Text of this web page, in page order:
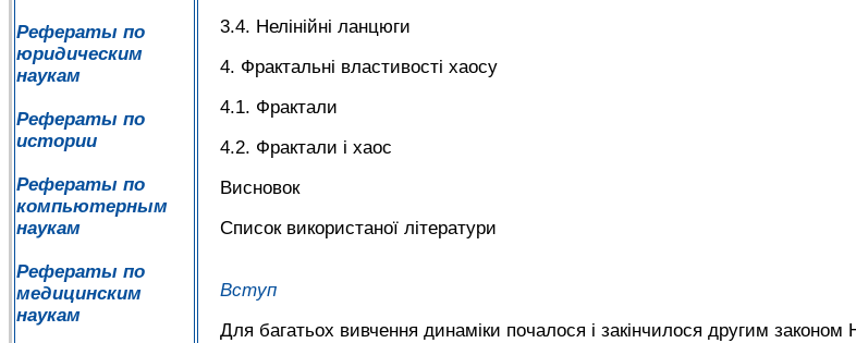
Рефераты по
юридическим
наукам
Рефераты по
истории
Рефераты по
компьютерным
наукам
Рефераты по
медицинским
наукам
3.4. Нелінійні ланцюги
4. Фрактальні властивості хаосу
4.1. Фрактали
4.2. Фрактали і хаос
Висновок
Список використаної літератури
Вступ
Для багатьох вивчення динаміки почалося і закінчилося другим